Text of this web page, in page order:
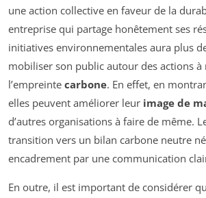
une action collective en faveur de la
entreprise qui partage honêtement ses
initiatives environnementales aura plus
mobiliser son public autour des actions
l’empreinte carbone. En effet, en
elles peuvent améliorer leur image de
d’autres organisations à faire de même.
transition vers un bilan carbone neutre
encadrement par une communication
En outre, il est important de considérer